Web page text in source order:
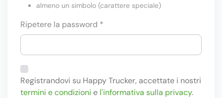
almeno un simbolo (carattere speciale)
Ripetere la password *
Registrandovi su Happy Trucker, accettate i nostri
termini e condizioni e l'informativa sulla privacy.